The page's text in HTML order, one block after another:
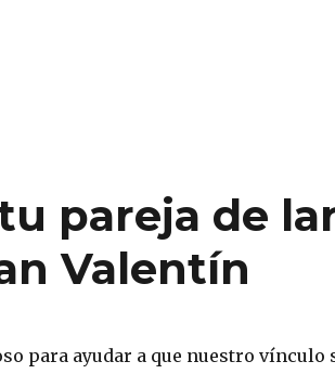
pareja de
Valentín
para ayudar a que nuestro vínculo